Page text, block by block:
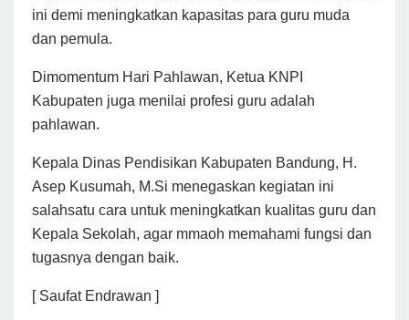
ini demi meningkatkan kapasitas para guru muda
dan pemula.
Dimomentum Hari Pahlawan, Ketua KNPI
Kabupaten juga menilai profesi guru adalah
pahlawan.
Kepala Dinas Pendisikan Kabupaten Bandung, H.
Asep Kusumah, M.Si menegaskan kegiatan ini
salahsatu cara untuk meningkatkan kualitas guru dan
Kepala Sekolah, agar mmaoh memahami fungsi dan
tugasnya dengan baik.
[ Saufat Endrawan ]